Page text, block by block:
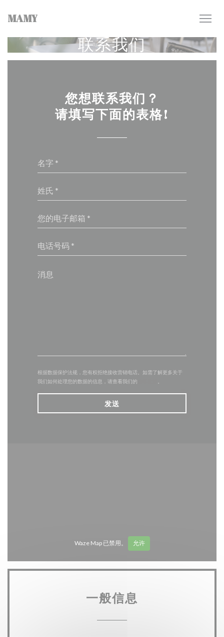
MAMY
联系我们
您想联系我们？
请填写下面的表格!
根据数据保护法规，您有权拒绝接收营销电话。如需了解更多关于
我们如何处理您的数据的信息，请查看我们的
Waze Map 已禁用。 允许
一般信息